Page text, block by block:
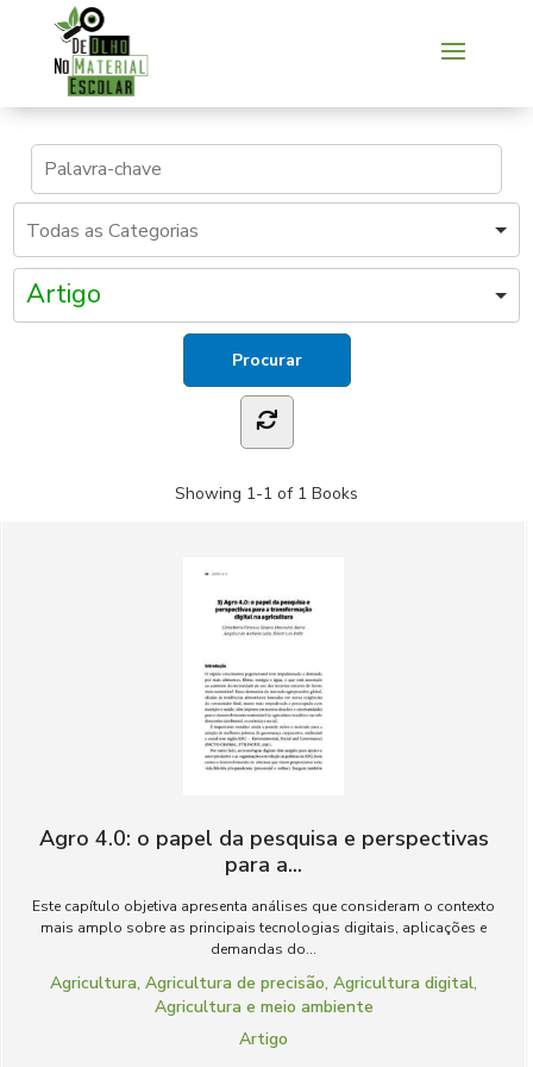
Artigo
Showing 1-1 of 1 Books
Agro 4.0: o papel da pesquisa e perspectivas
para a...
Este capítulo objetiva apresenta análises que consideram o contexto
mais amplo sobre as principais tecnologias digitais, aplicações e
demandas do...
Agricultura, Agricultura de precisão, Agricultura digital,
Agricultura e meio ambiente
Artigo